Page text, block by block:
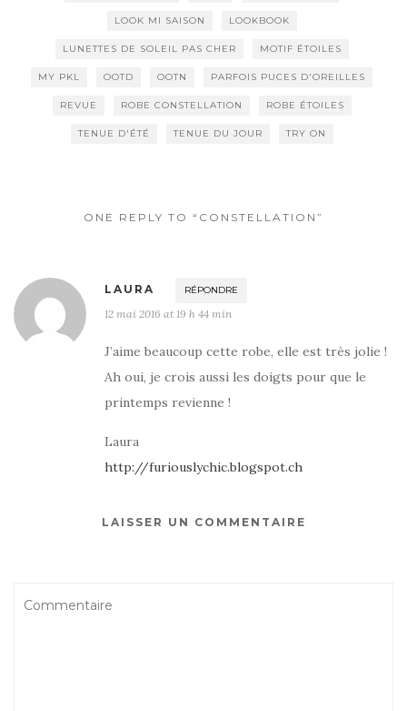
LOOK MI SAISON LOOKBOOK
LUNETTES DE SOLEIL PAS CHER MOTIF ÉTOILES
MY PKL OOTD OOTN PARFOIS PUCES D'OREILLES
REVUE ROBE CONSTELLATION ROBE ÉTOILES
TENUE D'ÉTÉ TENUE DU JOUR TRY ON
ONE REPLY TO “CONSTELLATION”
LAURA RÉPONDRE
12 mai 2016 at 19 h 44 min
J’aime beaucoup cette robe, elle est très jolie !
Ah oui, je crois aussi les doigts pour que le
printemps revienne !
Laura
http://furiouslychic.blogspot.ch
LAISSER UN COMMENTAIRE